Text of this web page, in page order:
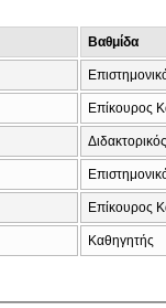
Βαθμίδα
Eπίκουρος
Eπίκουρος
Καθηγητής